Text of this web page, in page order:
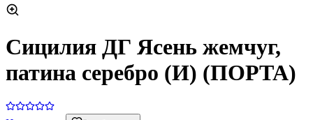
Сицилия ДГ Ясень жемчуг,
патина серебро (И) (ПОРТА)